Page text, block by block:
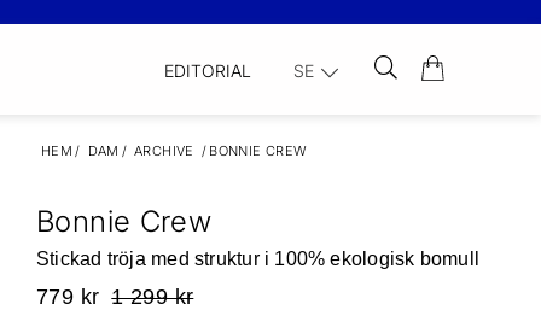
EDITORIAL SE
HEM / DAM / ARCHIVE / BONNIE CREW
Bonnie Crew
Stickad tröja med struktur i 100% ekologisk bomull
779 kr 1 299 kr